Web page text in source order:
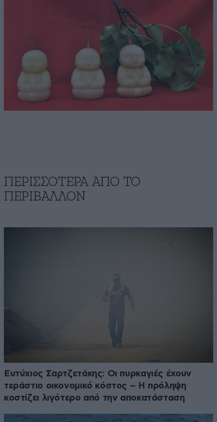
ΠΕΡΙΣΣΟΤΕΡΑ ΑΠΟ ΤΟ
ΠΕΡΙΒΑΛΛΟΝ
Ευτύχιος Σαρτζετάκης: Οι πυρκαγιές έχουν
τεράστιο οικονομικό κόστος – Η πρόληψη
κοστίζει λιγότερο από την αποκατάσταση